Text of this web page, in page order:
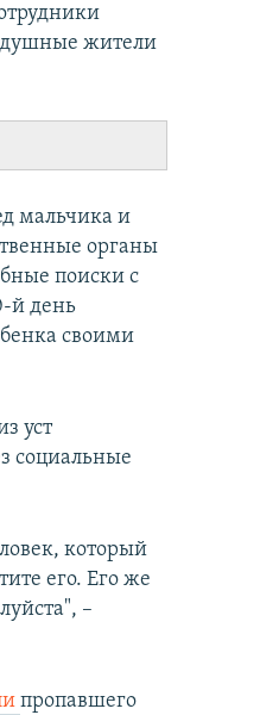
жители
мальчика и
органы
поиски с
й день
своими
уст
социальные
который
его. Его же
–
пропавшего